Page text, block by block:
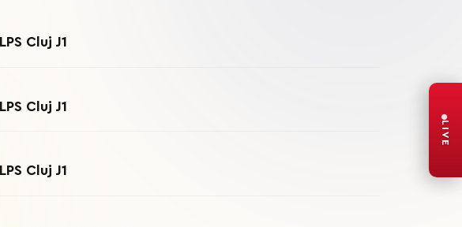
LPS Cluj J1
LPS Cluj J1
LPS Cluj J1
LIVE